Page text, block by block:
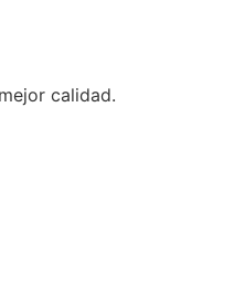
calidad.